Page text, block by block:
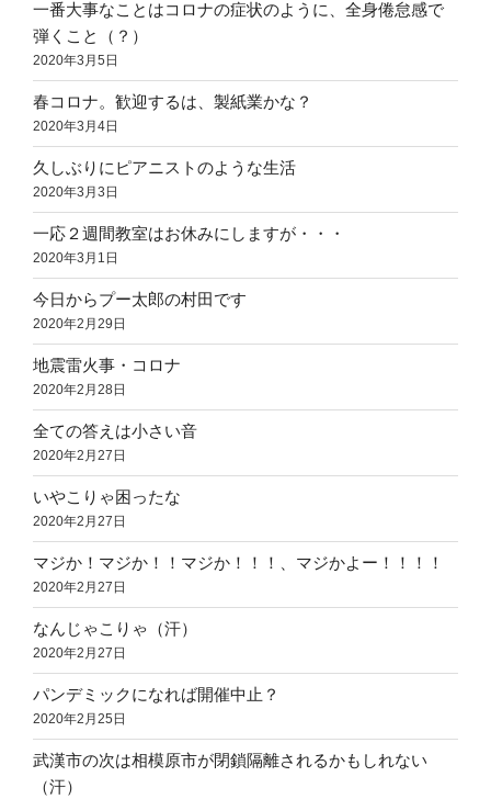
一番大事なことはコロナの症状のように、全身倦怠感で
弾くこと（？）
2020年3月5日
春コロナ。歓迎するは、製紙業かな？
2020年3月4日
久しぶりにピアニストのような生活
2020年3月3日
一応２週間教室はお休みにしますが・・・
2020年3月1日
今日からプー太郎の村田です
2020年2月29日
地震雷火事・コロナ
2020年2月28日
全ての答えは小さい音
2020年2月27日
いやこりゃ困ったな
2020年2月27日
マジか！マジか！！マジか！！！、マジかよー！！！！
2020年2月27日
なんじゃこりゃ（汗）
2020年2月27日
パンデミックになれば開催中止？
2020年2月25日
武漢市の次は相模原市が閉鎖隔離されるかもしれない
（汗）